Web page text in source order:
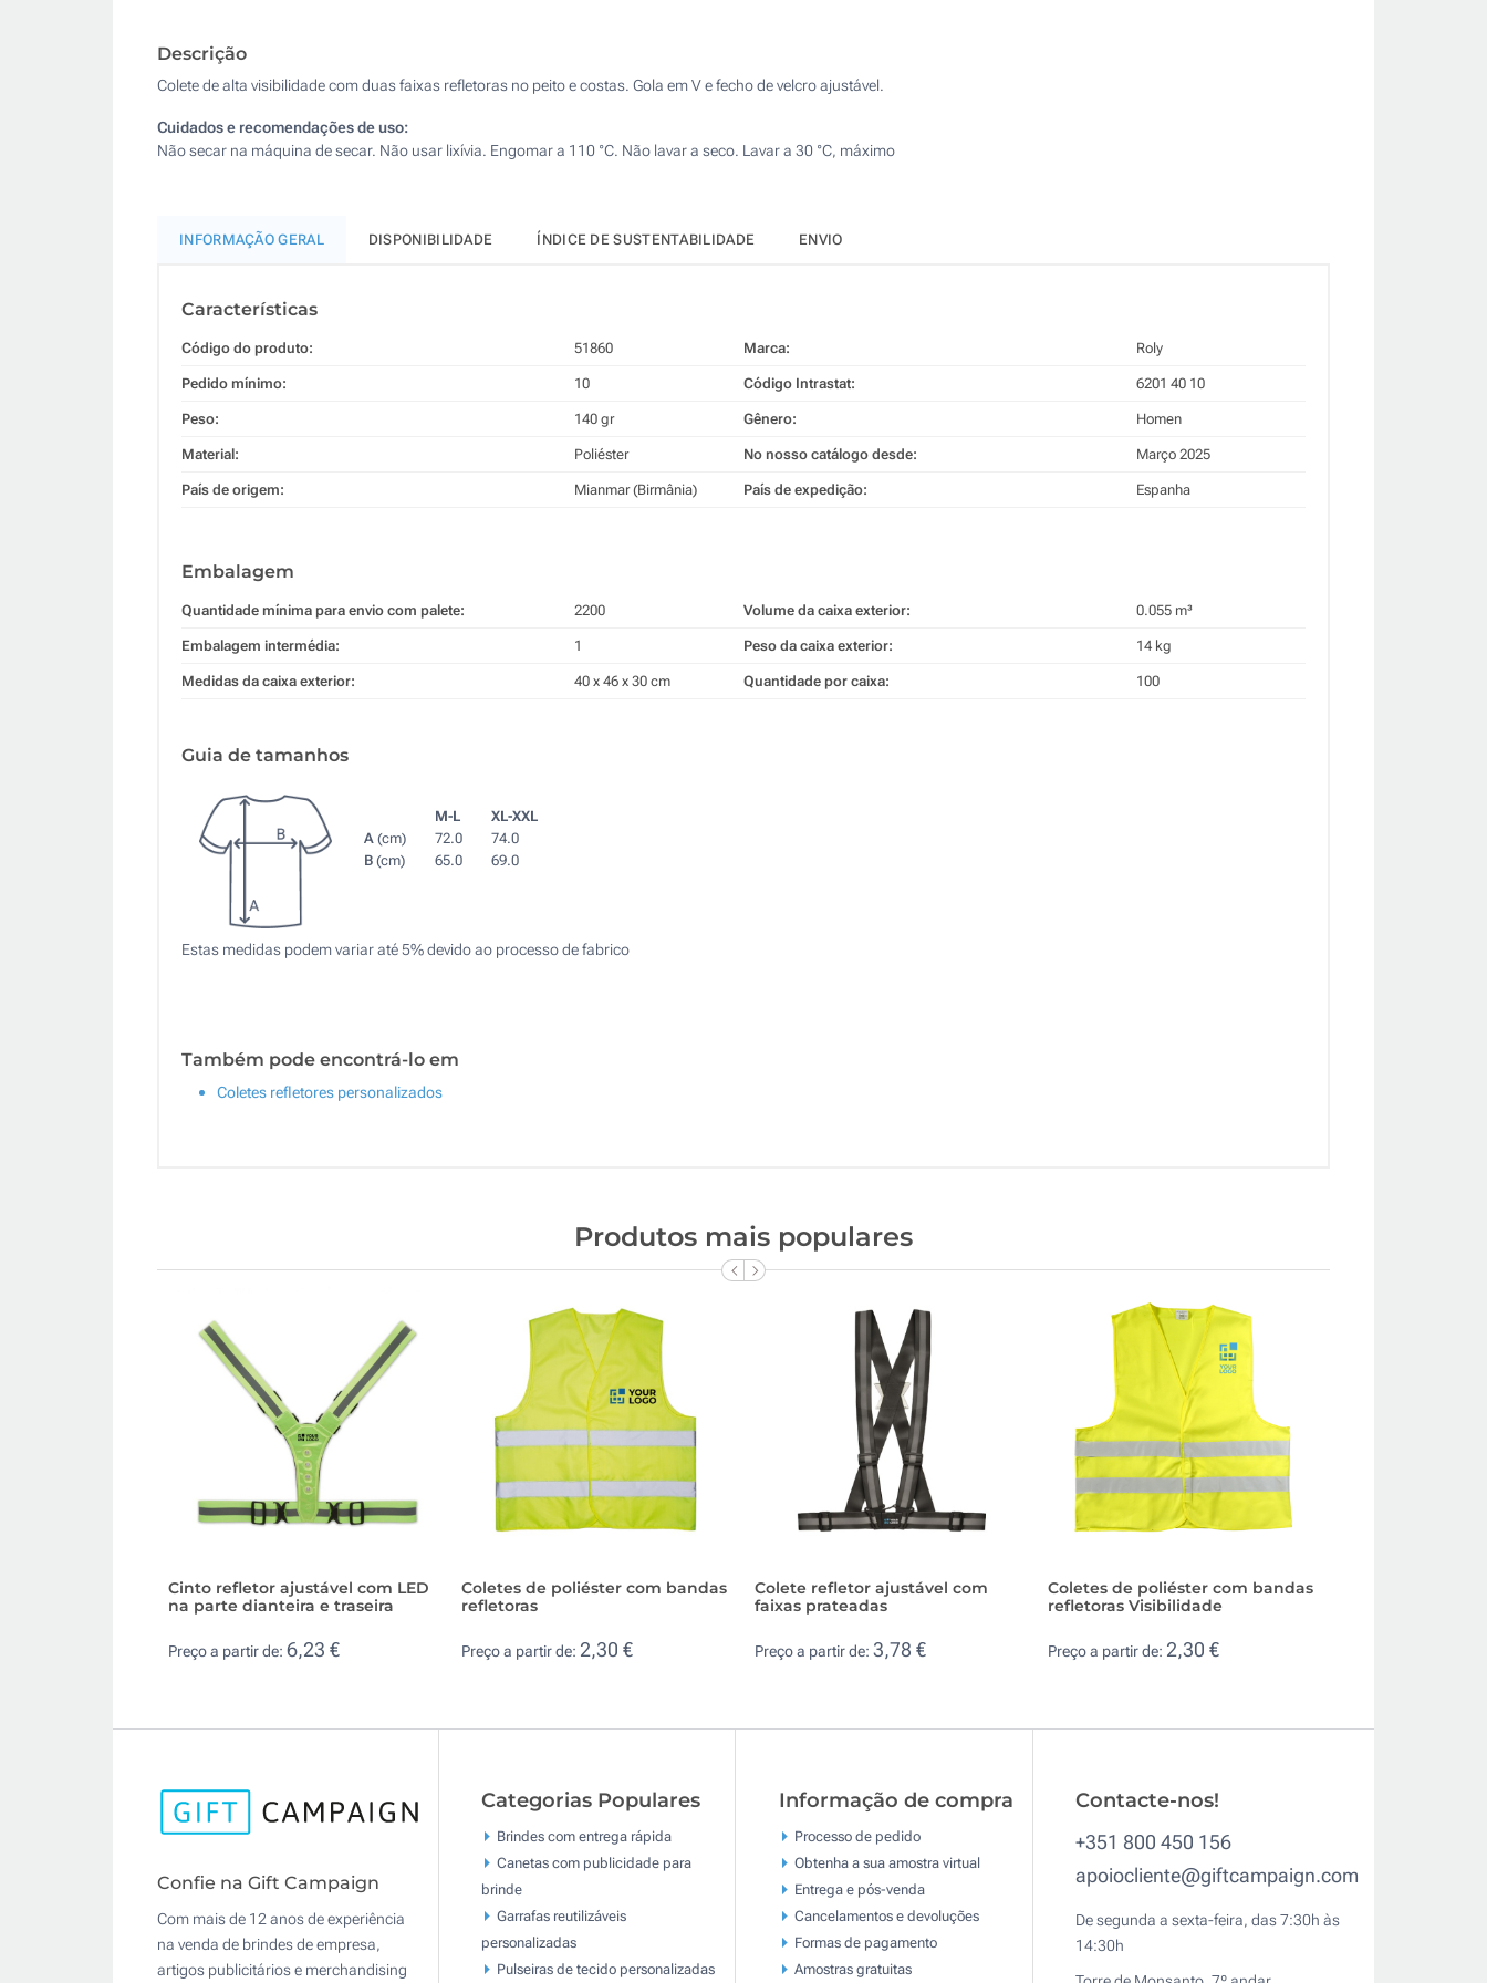
Sem impressão
Descrição
Colete de alta visibilidade com duas faixas refletoras no peito e costas. Gola em V e fecho de velcro ajustável.
Cuidados e recomendações de uso:
Não secar na máquina de secar. Não usar lixívia. Engomar a 110 °C. Não lavar a seco. Lavar a 30 °C, máximo
INFORMAÇÃO GERAL DISPONIBILIDADE ÍNDICE DE SUSTENTABILIDADE ENVIO
Características
Código do produto: 51860
Pedido mínimo: 10
Peso: 140 gr
Material: Poliéster
País de origem: Mianmar (Birmânia)
Marca: Roly
Código Intrastat: 6201 40 10
Gênero: Homen
No nosso catálogo desde: Março 2025
País de expedição: Espanha
Embalagem
Quantidade mínima para envio com palete: 2200
Embalagem intermédia: 1
Medidas da caixa exterior: 40 x 46 x 30 cm
Volume da caixa exterior: 0.055 m³
Peso da caixa exterior: 14 kg
Quantidade por caixa: 100
Guia de tamanhos
M-L
XL-XXL
A (cm) 72.0
74.0
B (cm) 65.0 69.0
Estas medidas podem variar até 5% devido ao processo de fabrico
Também pode encontrá-lo em
Coletes refletores personalizados
Produtos mais populares
Cinto refletor ajustável com LED
na parte dianteira e traseira
Preço a partir de: 6,23 €
Coletes de poliéster com bandas
refletoras
Preço a partir de: 2,30 €
Colete refletor ajustável com
faixas prateadas
Preço a partir de: 3,78 €
Coletes de poliéster com bandas
refletoras Visibilidade
Preço a partir de: 2,30 €
Confie na Gift Campaign
Com mais de 12 anos de experiência
na venda de brindes de empresa,
artigos publicitários e merchandising
Categorias Populares
Brindes com entrega rápida
Canetas com publicidade para
brinde
Garrafas reutilizáveis
personalizadas
Pulseiras de tecido personalizadas
Informação de compra
Processo de pedido
Obtenha a sua amostra virtual
Entrega e pós-venda
Cancelamentos e devoluções
Formas de pagamento
Amostras gratuitas
Contacte-nos!
+351 800 450 156
apoiocliente@giftcampaign.com
De segunda a sexta-feira, das 7:30h às
14:30h